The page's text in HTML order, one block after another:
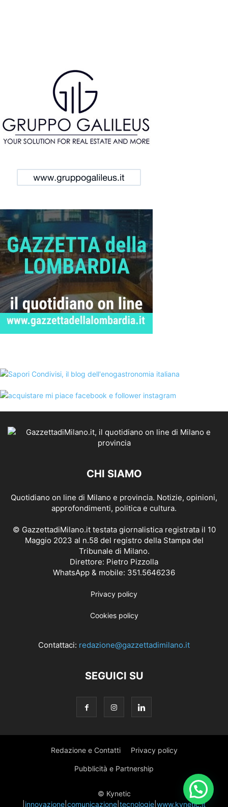
CHI SIAMO
Quotidiano on line di Milano e provincia. Notizie, opinioni,
approfondimenti, politica e cultura.
© GazzettadiMilano.it testata giornalistica registrata il 10
Maggio 2023 al n.58 del registro della Stampa del
Tribunale di Milano.
Direttore: Pietro Pizzolla
WhatsApp & mobile: 351.5646236
Privacy policy
Cookies policy
Contattaci: redazione@gazzettadimilano.it
SEGUICI SU
Redazione e Contatti Privacy policy
Pubblicità e Partnership
© Kynetic
innovazione comunicazione tecnologie www.kynetic.it